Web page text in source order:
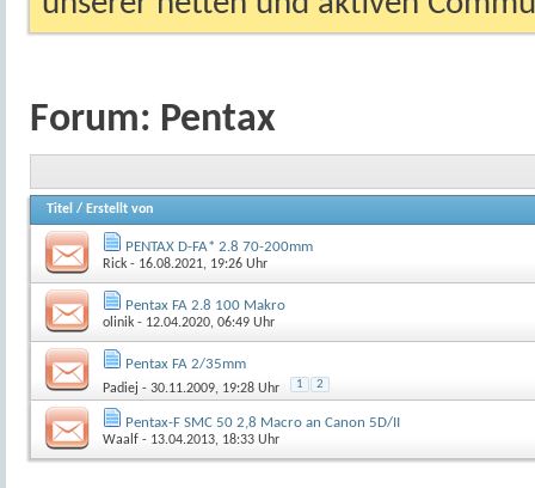
Forum: Pentax
Titel / Erstellt von
PENTAX D-FA* 2.8 70-200mm
Rick - 16.08.2021, 19:26 Uhr
Pentax FA 2.8 100 Makro
olinik - 12.04.2020, 06:49 Uhr
Pentax FA 2/35mm
Padiej - 30.11.2009, 19:28 Uhr 1 2
Pentax-F SMC 50 2,8 Macro an Canon 5D/II
Waalf - 13.04.2013, 18:33 Uhr